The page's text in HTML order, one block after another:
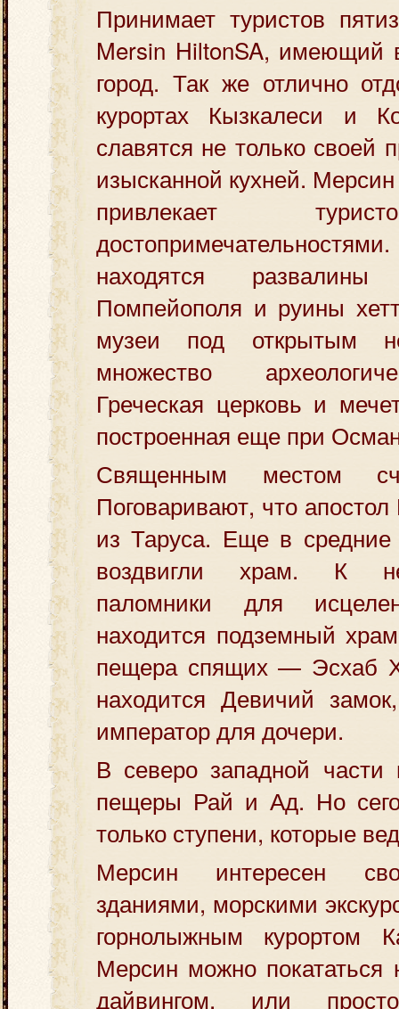
Принимает туристов
Mersin HiltonSA, имеющий
город. Так же отлично
курортах Кызкалеси и
славятся не только своей
изысканной кухней.
привлекает
находятся развалины
Помпейополя и руины
музеи под открытым
множество
Греческая церковь и
построенная еще при
Священным местом
Поговаривают, что
из Таруса. Еще в средние
воздвигли храм. К
паломники для
находится подземный
пещера спящих — Эсхаб
находится Девичий
император для дочери.
В северо западной части
пещеры Рай и Ад. Но
только ступени, которые
Мерсин интересен
зданиями, морскими
горнолыжным курортом
Мерсин можно покататься
дайвингом, или